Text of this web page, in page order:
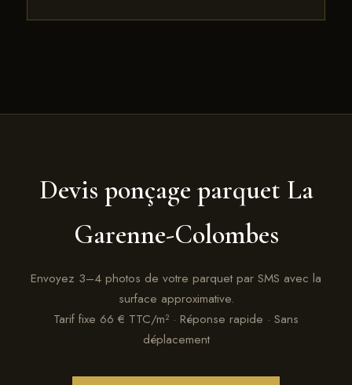
Devis ponçage parquet La
Garenne-Colombes
Envoyez 3–4 photos de votre parquet par SMS avec la
surface approximative.
Tarif fixe 66 € TTC/m² · Réponse rapide · Sans
déplacement